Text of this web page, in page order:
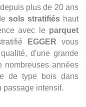
depuis plus de 20 ans
sols stratifiés haut
avec le parquet
EGGER vous
d'une grande
nombreuses années
de type bois dans
passage intensif.